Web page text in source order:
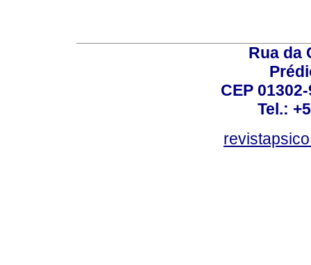
Rua da
CEP
Tel.: